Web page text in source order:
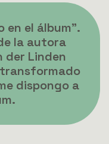
en el álbum”.
la autora
der Linden
dispongo a